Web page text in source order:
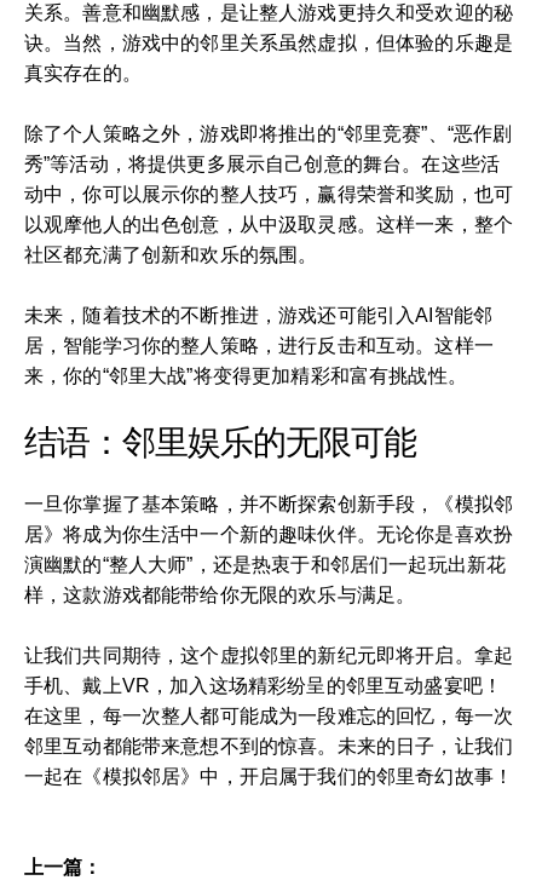
关系。善意和幽默感，是让整人游戏更持久和受欢迎的秘
诀。当然，游戏中的邻里关系虽然虚拟，但体验的乐趣是
真实存在的。
除了个人策略之外，游戏即将推出的“邻里竞赛”、“恶作剧
秀”等活动，将提供更多展示自己创意的舞台。在这些活
动中，你可以展示你的整人技巧，赢得荣誉和奖励，也可
以观摩他人的出色创意，从中汲取灵感。这样一来，整个
社区都充满了创新和欢乐的氛围。
未来，随着技术的不断推进，游戏还可能引入AI智能邻
居，智能学习你的整人策略，进行反击和互动。这样一
来，你的“邻里大战”将变得更加精彩和富有挑战性。
结语：邻里娱乐的无限可能
一旦你掌握了基本策略，并不断探索创新手段，《模拟邻
居》将成为你生活中一个新的趣味伙伴。无论你是喜欢扮
演幽默的“整人大师”，还是热衷于和邻居们一起玩出新花
样，这款游戏都能带给你无限的欢乐与满足。
让我们共同期待，这个虚拟邻里的新纪元即将开启。拿起
手机、戴上VR，加入这场精彩纷呈的邻里互动盛宴吧！
在这里，每一次整人都可能成为一段难忘的回忆，每一次
邻里互动都能带来意想不到的惊喜。未来的日子，让我们
一起在《模拟邻居》中，开启属于我们的邻里奇幻故事！
上一篇：